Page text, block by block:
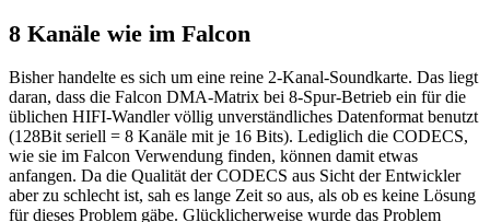
8 Kanäle wie im Falcon
Bisher handelte es sich um eine reine 2-Kanal-Soundkarte. Das liegt
daran, dass die Falcon DMA-Matrix bei 8-Spur-Betrieb ein für die
üblichen HIFI-Wandler völlig unverständliches Datenformat benutzt
(128Bit seriell = 8 Kanäle mit je 16 Bits). Lediglich die CODECS,
wie sie im Falcon Verwendung finden, können damit etwas
anfangen. Da die Qualität der CODECS aus Sicht der Entwickler
aber zu schlecht ist, sah es lange Zeit so aus, als ob es keine Lösung
für dieses Problem gäbe. Glücklicherweise wurde das Problem